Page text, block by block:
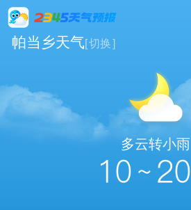
帕当乡天气[切换]
多云转小雨
10 ~ 20